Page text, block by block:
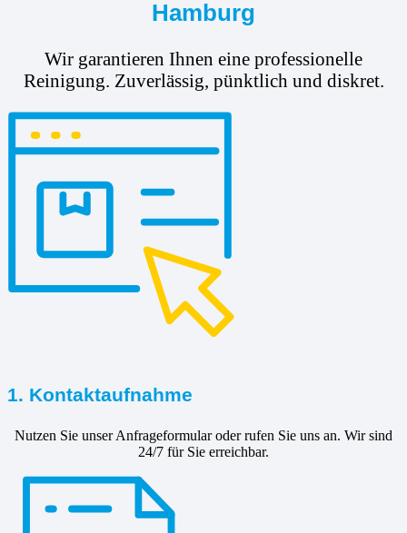
Hamburg
Wir garantieren Ihnen eine professionelle
Reinigung. Zuverlässig, pünktlich und diskret.
1. Kontaktaufnahme
Nutzen Sie unser Anfrageformular oder rufen Sie uns an. Wir sind
24/7 für Sie erreichbar.